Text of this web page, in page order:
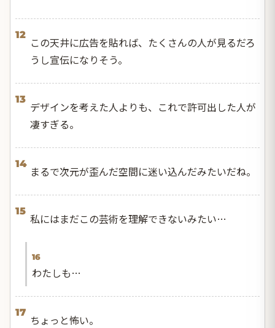
12
この天井に広告を貼れば、たくさんの人が見るだろ
うし宣伝になりそう。
13
デザインを考えた人よりも、これで許可出した人が
凄すぎる。
14
まるで次元が歪んだ空間に迷い込んだみたいだね。
15
私にはまだこの芸術を理解できないみたい…
16
わたしも…
17
ちょっと怖い。